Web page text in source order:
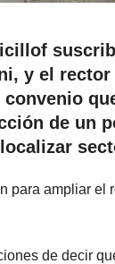
y el
convenio
de un
para ampliar el
de decir